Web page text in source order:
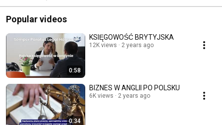
Popular videos
0:58
KSIĘGOWOŚĆ BRYTYJSKA
12K views 2 years ago
0:34
BIZNES W ANGLII PO POLSKU
6K views 2 years ago